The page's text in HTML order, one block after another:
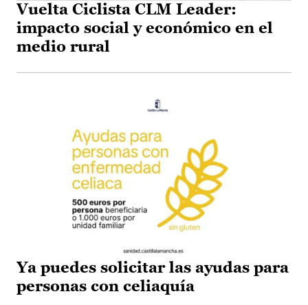
Vuelta Ciclista CLM Leader:
impacto social y económico en el
medio rural
Ya puedes solicitar las ayudas para
personas con celiaquía